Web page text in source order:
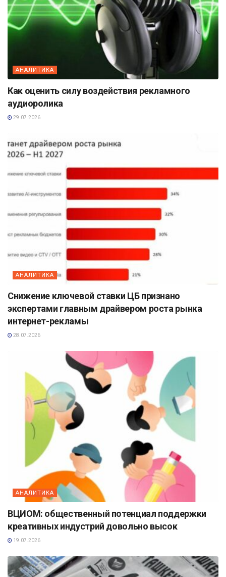
АНАЛИТИКА
Как оценить силу воздействия рекламного
аудиоролика
29.07.2026
АНАЛИТИКА
Снижение ключевой ставки ЦБ признано
экспертами главным драйвером роста рынка
интернет-рекламы
28.07.2026
АНАЛИТИКА
ВЦИОМ: общественный потенциал поддержки
креативных индустрий довольно высок
19.07.2026